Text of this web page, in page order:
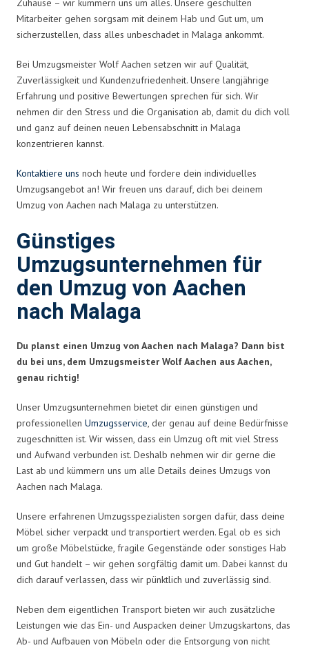
Zuhause – wir kümmern uns um alles. Unsere geschulten
Mitarbeiter gehen sorgsam mit deinem Hab und Gut um, um
sicherzustellen, dass alles unbeschadet in Malaga ankommt.
Bei Umzugsmeister Wolf Aachen setzen wir auf Qualität,
Zuverlässigkeit und Kundenzufriedenheit. Unsere langjährige
Erfahrung und positive Bewertungen sprechen für sich. Wir
nehmen dir den Stress und die Organisation ab, damit du dich voll
und ganz auf deinen neuen Lebensabschnitt in Malaga
konzentrieren kannst.
Kontaktiere uns noch heute und fordere dein individuelles
Umzugsangebot an! Wir freuen uns darauf, dich bei deinem
Umzug von Aachen nach Malaga zu unterstützen.
Günstiges
Umzugsunternehmen für
den Umzug von Aachen
nach Malaga
Du planst einen Umzug von Aachen nach Malaga? Dann bist
du bei uns, dem Umzugsmeister Wolf Aachen aus Aachen,
genau richtig!
Unser Umzugsunternehmen bietet dir einen günstigen und
professionellen Umzugsservice, der genau auf deine Bedürfnisse
zugeschnitten ist. Wir wissen, dass ein Umzug oft mit viel Stress
und Aufwand verbunden ist. Deshalb nehmen wir dir gerne die
Last ab und kümmern uns um alle Details deines Umzugs von
Aachen nach Malaga.
Unsere erfahrenen Umzugsspezialisten sorgen dafür, dass deine
Möbel sicher verpackt und transportiert werden. Egal ob es sich
um große Möbelstücke, fragile Gegenstände oder sonstiges Hab
und Gut handelt – wir gehen sorgfältig damit um. Dabei kannst du
dich darauf verlassen, dass wir pünktlich und zuverlässig sind.
Neben dem eigentlichen Transport bieten wir auch zusätzliche
Leistungen wie das Ein- und Auspacken deiner Umzugskartons, das
Ab- und Aufbauen von Möbeln oder die Entsorgung von nicht